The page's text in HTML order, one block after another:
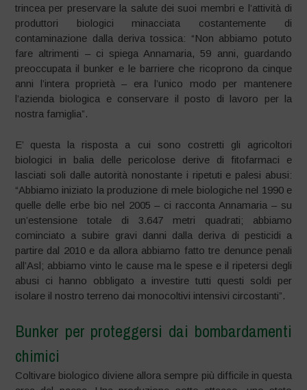
trincea per preservare la salute dei suoi membri e l’attività di
produttori biologici minacciata costantemente di
contaminazione dalla deriva tossica: “Non abbiamo potuto
fare altrimenti – ci spiega Annamaria, 59 anni, guardando
preoccupata il bunker e le barriere che ricoprono da cinque
anni l’intera proprietà – era l’unico modo per mantenere
l’azienda biologica e conservare il posto di lavoro per la
nostra famiglia”.
E’ questa la risposta a cui sono costretti gli agricoltori
biologici in balia delle pericolose derive di fitofarmaci e
lasciati soli dalle autorità nonostante i ripetuti e palesi abusi:
“Abbiamo iniziato la produzione di mele biologiche nel 1990 e
quelle delle erbe bio nel 2005 – ci racconta Annamaria – su
un’estensione totale di 3.647 metri quadrati; abbiamo
cominciato a subire gravi danni dalla deriva di pesticidi a
partire dal 2010 e da allora abbiamo fatto tre denunce penali
all’Asl; abbiamo vinto le cause ma le spese e il ripetersi degli
abusi ci hanno obbligato a investire tutti questi soldi per
isolare il nostro terreno dai monocoltivi intensivi circostanti”.
Bunker per proteggersi dai bombardamenti
chimici
Coltivare biologico diviene allora sempre più difficile in questa